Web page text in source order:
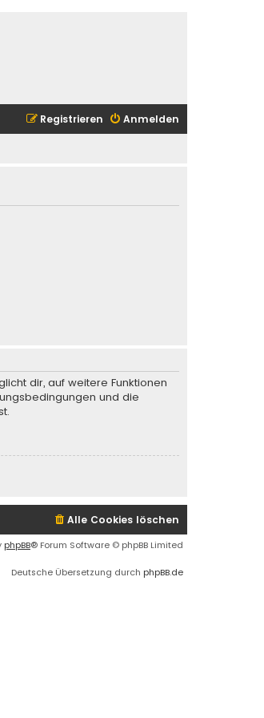
Anmelden
Registrieren
dir, auf weitere Funktionen
und die
Alle Cookies löschen
phpBB® Forum Software © phpBB Limited
Deutsche Übersetzung durch phpBB.de